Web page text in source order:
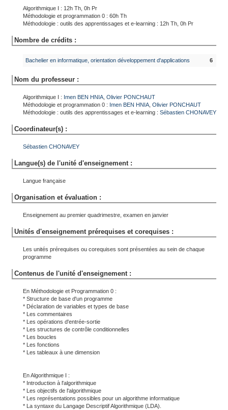
Algorithmique I : 12h Th, 0h Pr
Méthodologie et programmation 0 : 60h Th
Méthodologie : outils des apprentissages et e-learning : 12h Th, 0h Pr
Nombre de crédits :
Bachelier en informatique, orientation développement d'applications 6
Nom du professeur :
Algorithmique I : Imen BEN HNIA Olivier PONCHAUT
Méthodologie et programmation 0 : Imen BEN HNIA Olivier PONCHAUT
Méthodologie : outils des apprentissages et e-learning : Sébastien CHONAVEY
Coordinateur(s) :
Sébastien CHONAVEY
Langue(s) de l'unité d'enseignement :
Langue française
Organisation et évaluation :
Enseignement au premier quadrimestre, examen en janvier
Unités d'enseignement prérequises et corequises :
Les unités prérequises ou corequises sont présentées au sein de chaque
programme
Contenus de l'unité d'enseignement :
En Méthodologie et Programmation 0 :
* Structure de base d'un programme
* Déclaration de variables et types de base
* Les commentaires
* Les opérations d'entrée-sortie
* Les structures de contrôle conditionnelles
* Les boucles
* Les fonctions
* Les tableaux à une dimension
En Algorithmique I :
* Introduction à l'algorithmique
* Les objectifs de l'algorithmique
* Les représentations possibles pour un algorithme informatique
* La syntaxe du Langage Descriptif Algorithmique (LDA).